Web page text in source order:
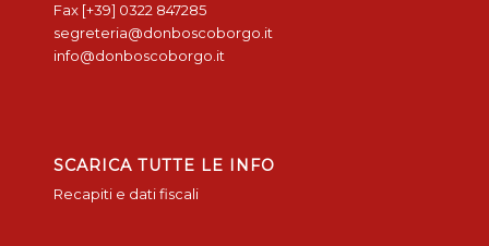
Fax [+39] 0322 847285
segreteria@donboscoborgo.it
info@donboscoborgo.it
SCARICA TUTTE LE INFO
Recapiti e dati fiscali